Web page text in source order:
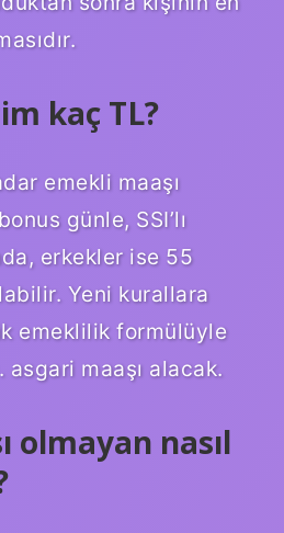
kaç TL?
emekli maaşı
günle, SSI’lı
erkekler ise 55
Yeni kurallara
emeklilik formülüyle
maaşı alacak.
olmayan nasıl